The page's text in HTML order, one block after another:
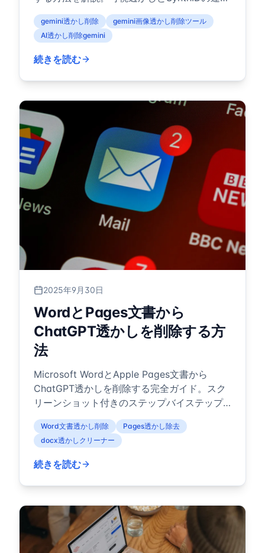
を理解しましょう。
gemini透かし削除
gemini画像透かし削除ツール
AI透かし削除gemini
続きを読む
2025年9月30日
WordとPages文書から
ChatGPT透かしを削除する方
法
Microsoft WordとApple Pages文書から
ChatGPT透かしを削除する完全ガイド。スク
リーンショット付きのステップバイステップ
手順、ヒント、自動化ソリューションを解
説。
Word文書透かし削除
Pages透かし除去
docx透かしクリーナー
続きを読む